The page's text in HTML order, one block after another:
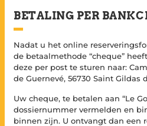
BETALING PER
Nadat u het online
de betaalmethode “cheque”
deze per post te sturen naar:
de Guernevé, 56730 Saint Gildas
Uw cheque, te betalen aan “Le
dossiernummer vermelden en
binnen zijn. U ontvangt dan een